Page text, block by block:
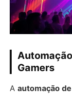
Gamers
A automação